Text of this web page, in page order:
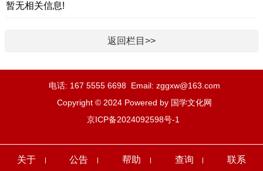
暂无相关信息!
返回栏目>>
电话: 167 5555 6698 Email: zggxw@163.com
Copyright © 2024 Powered by 国学文化网
京ICP备2024092598号-1
关于 公告 帮助 查询 联系